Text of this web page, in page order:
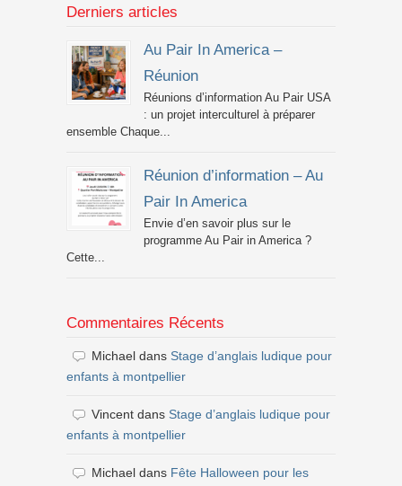
Derniers articles
Au Pair In America –
Réunion
Réunions d’information Au Pair USA
: un projet interculturel à préparer
ensemble Chaque...
Réunion d’information – Au
Pair In America
Envie d’en savoir plus sur le
programme Au Pair in America ?
Cette...
Commentaires Récents
Michael dans Stage d’anglais ludique pour
enfants à montpellier
Vincent dans Stage d’anglais ludique pour
enfants à montpellier
Michael dans Fête Halloween pour les